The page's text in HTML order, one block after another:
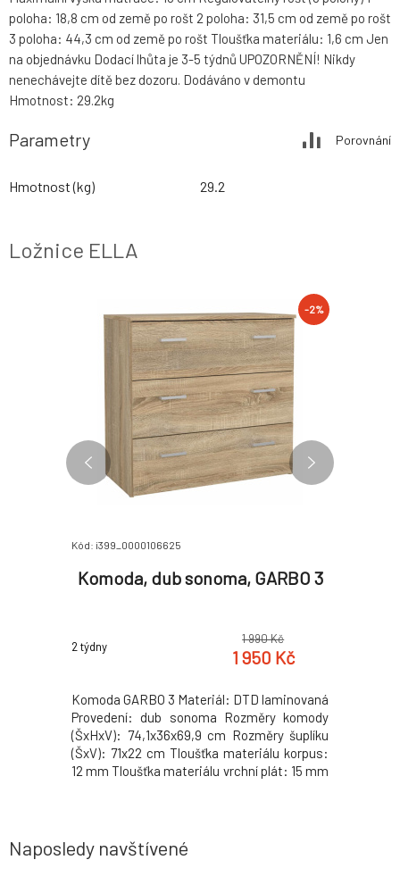
poloha: 18,8 cm od země po rošt 2 poloha: 31,5 cm od země po rošt
3 poloha: 44,3 cm od země po rošt Tloušťka materiálu: 1,6 cm Jen
na objednávku Dodací lhůta je 3-5 týdnů UPOZORNĚNÍ! Nikdy
nenechávejte dítě bez dozoru. Dodáváno v demontu
Hmotnost: 29.2kg
Parametry Porovnání
Hmotnost (kg) 29.2
Ložnice ELLA
-2%
Kód: i399_0000106625
Komoda, dub sonoma, GARBO 3
2 týdny
1 990 Kč
1 950 Kč
Komoda GARBO 3 Materiál: DTD laminovaná
Provedení: dub sonoma Rozměry komody
(ŠxHxV): 74,1x36x69,9 cm Rozměry šuplíku
(ŠxV): 71x22 cm Tloušťka materiálu korpus:
12 mm Tloušťka materiálu vrchní plát: 15 mm
Naposledy navštívené